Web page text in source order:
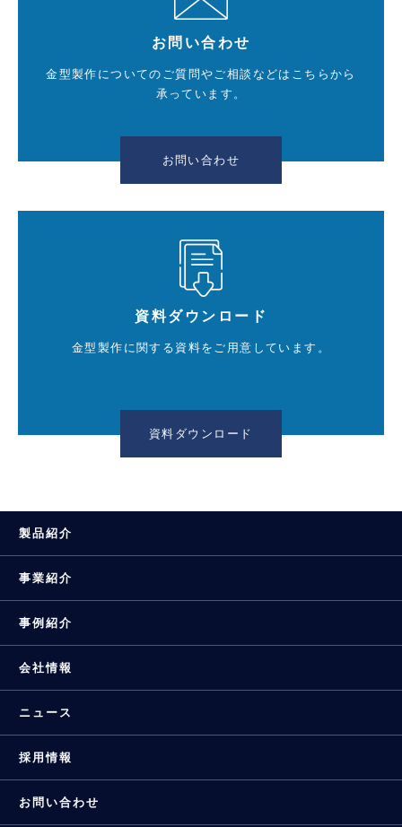
お問い合わせ
金型製作についてのご質問やご相談などはこちらから
承っています。
お問い合わせ
資料ダウンロード
金型製作に関する資料をご用意しています。
資料ダウンロード
製品紹介
事業紹介
事例紹介
会社情報
ニュース
採用情報
お問い合わせ